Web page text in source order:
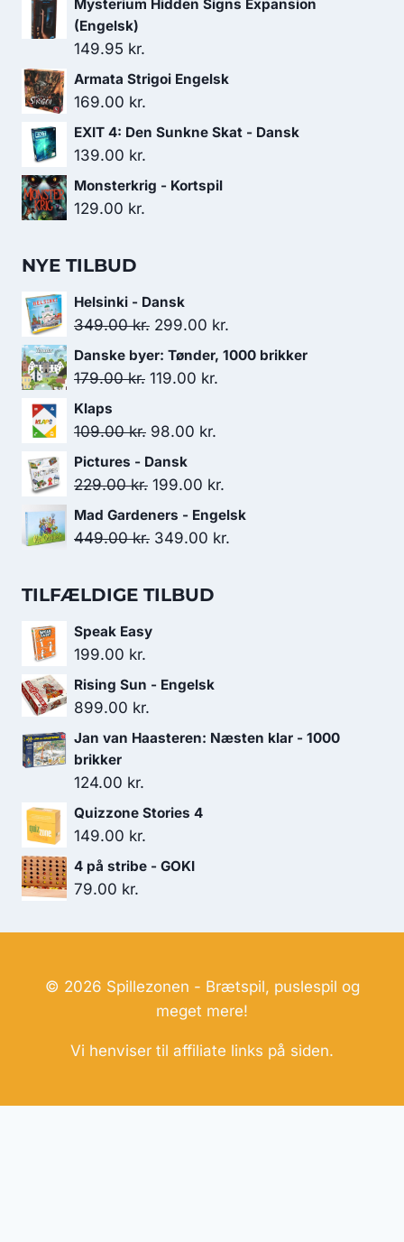
Mysterium Hidden Signs Expansion
(Engelsk)
149.95 kr.
Armata Strigoi Engelsk
169.00 kr.
EXIT 4: Den Sunkne Skat - Dansk
139.00 kr.
Monsterkrig - Kortspil
129.00 kr.
NYE TILBUD
Helsinki - Dansk
349.00kr. Den
oprindelige
pris
349.00 kr..
299.00 kr.
aktuelle
Danske byer: Tønder, 1000 brikker
179.00kr. Den
pris
179.00 kr..
119.00 kr.
Klaps
109.00kr. Den
oprindelige
pris
109.00 kr..
98.00 kr.
pris
98.00 kr..
Pictures - Dansk
229.00kr. Den
oprindelige
pris
199.00 kr.
aktuelle
pris
Mad Gardeners - Engelsk
449.00kr. Den
pris
349.00 kr.
TILFÆLDIGE TILBUD
Speak Easy
199.00 kr.
Rising Sun - Engelsk
899.00 kr.
Jan van Haasteren: Næsten klar - 1000
brikker
124.00 kr.
Quizzone Stories 4
149.00 kr.
4 på stribe - GOKI
79.00 kr.
© 2026 Spillezonen - Brætspil, puslespil og
meget mere!
Vi henviser til affiliate links på siden.